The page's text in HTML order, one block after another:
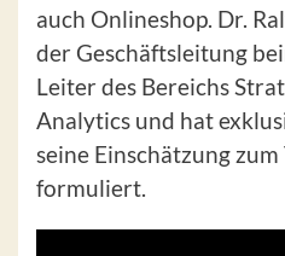
auch Onlineshop. Dr.
der Geschäftsleitung
Leiter des Bereichs
Analytics und hat
seine Einschätzung
formuliert.